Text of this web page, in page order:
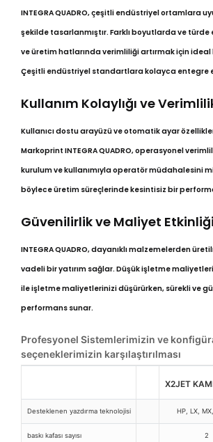
INTEGRA QUADRO, çeşitli endüstriyel ortamlara
şekilde tasarlanmıştır. Farklı boyutlarda ve
ve üretim hatlarında verimliliği artırmak için ideal
Çeşitli endüstriyel standartlara kolayca entegre
Kullanım Kolaylığı ve
Kullanıcı dostu arayüzü ve otomatik ayar
Markoprint INTEGRA QUADRO, operasyonel
kurulum ve kullanımıyla operatör müdahalesini
böylece üretim süreçlerinde kesintisiz bir
Güvenilirlik ve Maliyet Etkinliği
INTEGRA QUADRO, dayanıklı malzemelerden
vadeli bir yatırım sağlar. Düşük işletme
ile işletme maliyetlerinizi düşürürken, sürekli ve
performans sunar.
Profesyonel Sistemlerimizin ve
seçeneklerimizin karşılaştırılması
X2JET
Desteklenen yazdırma teknolojisi HP, LX,
baskı kafası sayısı 2